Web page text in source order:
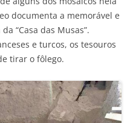
documenta a memorável e
“Casa das Musas”.
e turcos, os tesouros
tirar o fôlego.